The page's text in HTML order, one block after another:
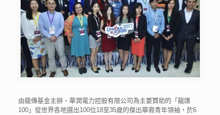
由龍傳基金主辦、華潤電力控股有限公司為主要贊助的「龍匯
100」從世界各地選出100位18至35歲的傑出華裔青年領袖，於6